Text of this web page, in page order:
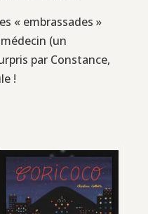
« embrassades »
(un
par Constance,
!